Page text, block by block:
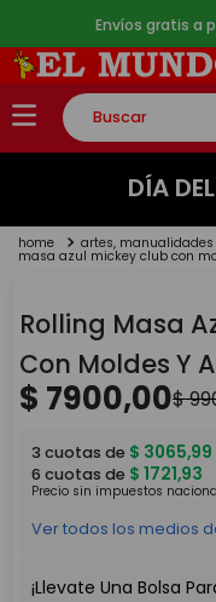
Envíos gratis a
Buscar
TÉRMINOS MÁS
2.
lego
4.
monopatin
5. toy story
DÍA
artes, manualidades
masa azul mickey club con
Rolling Masa
Con Moldes Y
$ 7900,00$
3 cuotas de $ 3065,99
6 cuotas de $ 1721,93
Precio sin impuestos
Ver todos los medios
¡Llevate Una Bolsa